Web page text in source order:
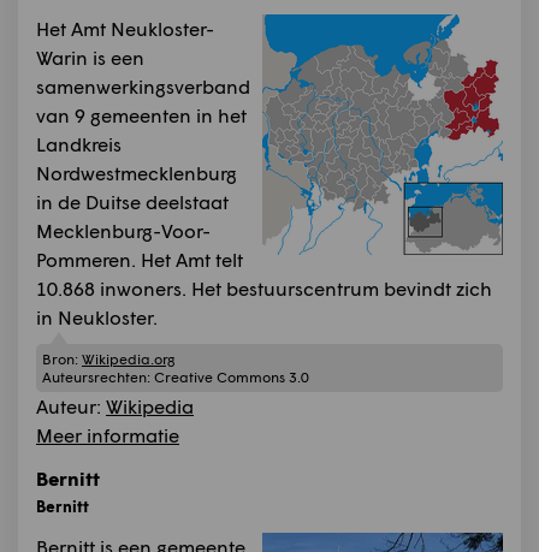
Het Amt Neukloster-
Warin is een
samenwerkingsverband
van 9 gemeenten in het
Landkreis
Nordwestmecklenburg
in de Duitse deelstaat
Mecklenburg-Voor-
Pommeren. Het Amt telt
10.868 inwoners. Het bestuurscentrum bevindt zich
in Neukloster.
Bron: Wikipedia.org
Auteursrechten: Creative Commons 3.0
Auteur: Wikipedia
Meer informatie
Bernitt
Bernitt
Bernitt is een gemeente